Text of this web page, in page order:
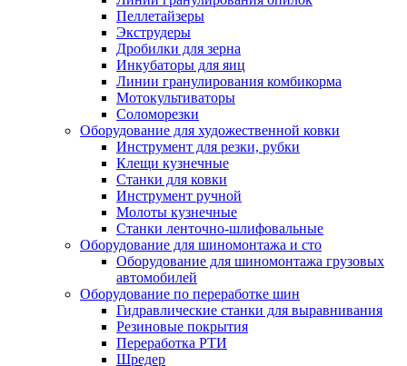
Пеллетайзеры
Экструдеры
Дробилки для зерна
Инкубаторы для яиц
Линии гранулирования комбикорма
Мотокультиваторы
Соломорезки
Оборудование для художественной ковки
Инструмент для резки, рубки
Клещи кузнечные
Станки для ковки
Инструмент ручной
Молоты кузнечные
Станки ленточно-шлифовальные
Оборудование для шиномонтажа и сто
Оборудование для шиномонтажа грузовых
автомобилей
Оборудование по переработке шин
Гидравлические станки для выравнивания
Резиновые покрытия
Переработка РТИ
Шредер